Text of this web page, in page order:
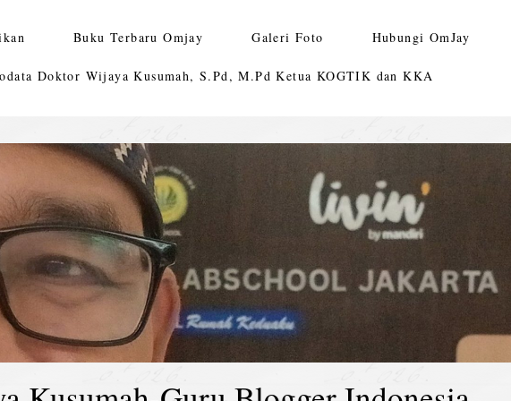
Buku Terbaru Omjay Galeri Foto Hubungi OmJay
Doktor Wijaya Kusumah, S.Pd, M.Pd Ketua KOGTIK dan KKA